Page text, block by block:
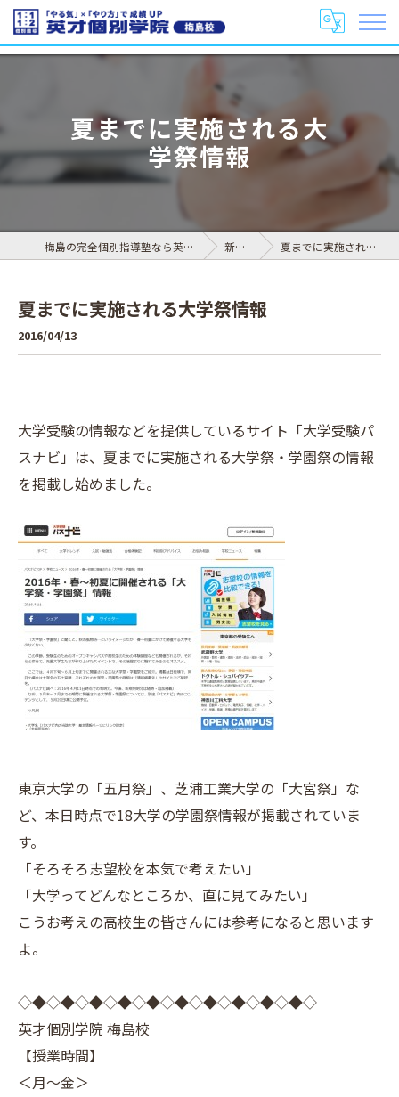
夏までに実施される大
学祭情報
梅島の完全個別指導塾なら英才個別学院 梅島校 新着情報 夏までに実施される大学祭情報
夏までに実施される大学祭情報
2016/04/13
大学受験の情報などを提供しているサイト「大学受験パ
スナビ」は、夏までに実施される大学祭・学園祭の情報
を掲載し始めました。
東京大学の「五月祭」、芝浦工業大学の「大宮祭」な
ど、本日時点で18大学の学園祭情報が掲載されていま
す。
「そろそろ志望校を本気で考えたい」
「大学ってどんなところか、直に見てみたい」
こうお考えの高校生の皆さんには参考になると思います
よ。
◇◆◇◆◇◆◇◆◇◆◇◆◇◆◇◆◇◆◇◆◇
英才個別学院 梅島校
【授業時間】
＜月～金＞